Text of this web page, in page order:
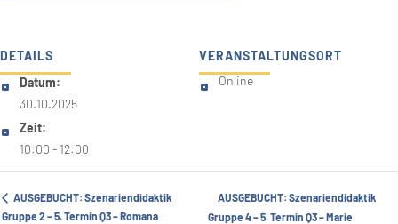
DETAILS
Datum:
30.10.2025
Zeit:
10:00 - 12:00
VERANSTALTUNGSORT
Online
AUSGEBUCHT: Szenariendidaktik
Gruppe 2 – 5. Termin Q3 – Romana
AUSGEBUCHT: Szenariendidaktik
Gruppe 4 – 5. Termin Q3 – Marie